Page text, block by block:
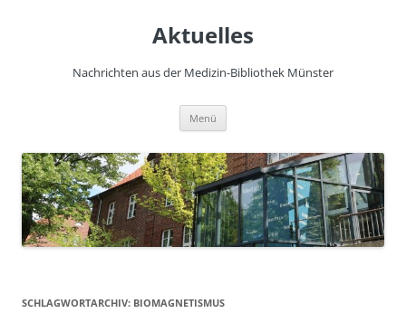
Aktuelles
Nachrichten aus der Medizin-Bibliothek Münster
Menü
SCHLAGWORTARCHIV: BIOMAGNETISMUS